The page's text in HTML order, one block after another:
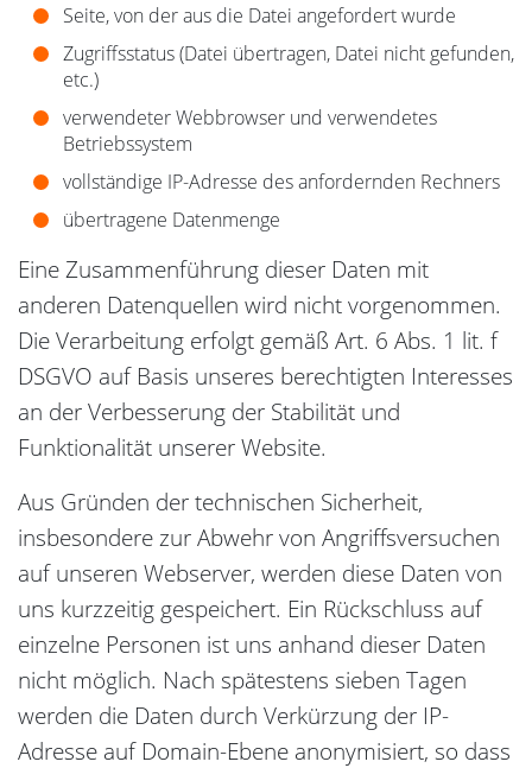
Seite, von der aus die Datei angefordert wurde
Zugriffsstatus (Datei übertragen, Datei nicht gefunden,
etc.)
verwendeter Webbrowser und verwendetes
Betriebssystem
vollständige IP-Adresse des anfordernden Rechners
übertragene Datenmenge
Eine Zusammenführung dieser Daten mit
anderen Datenquellen wird nicht vorgenommen.
Die Verarbeitung erfolgt gemäß Art. 6 Abs. 1 lit. f
DSGVO auf Basis unseres berechtigten Interesses
an der Verbesserung der Stabilität und
Funktionalität unserer Website.
Aus Gründen der technischen Sicherheit,
insbesondere zur Abwehr von Angriffsversuchen
auf unseren Webserver, werden diese Daten von
uns kurzzeitig gespeichert. Ein Rückschluss auf
einzelne Personen ist uns anhand dieser Daten
nicht möglich. Nach spätestens sieben Tagen
werden die Daten durch Verkürzung der IP-
Adresse auf Domain-Ebene anonymisiert, so dass